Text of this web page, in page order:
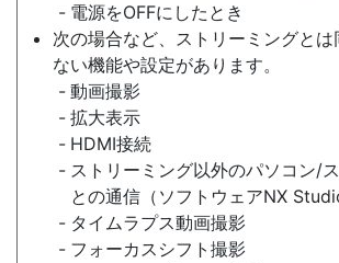
電源をOFFにしたとき
次の場合など、ストリーミングとは
ない機能や設定があります。
動画撮影
拡大表示
HDMI接続
ストリーミング以外のパソコン/
との通信（ソフトウェアNX
タイムラプス動画撮影
フォーカスシフト撮影